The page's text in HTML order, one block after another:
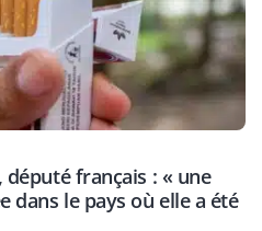
français : « une
dans le pays où elle a été